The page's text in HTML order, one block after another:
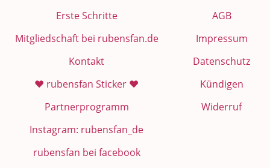
Erste Schritte
Mitgliedschaft bei rubensfan.de
Kontakt
❤️ rubensfan Sticker ❤️
Partnerprogramm
Instagram: rubensfan_de
rubensfan bei facebook
AGB
Impressum
Datenschutz
Kündigen
Widerruf